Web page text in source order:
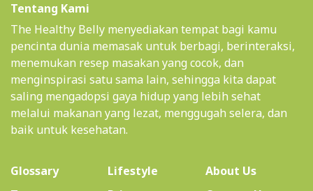
Tentang Kami
The Healthy Belly menyediakan tempat bagi kamu
pencinta dunia memasak untuk berbagi, berinteraksi,
menemukan resep masakan yang cocok, dan
menginspirasi satu sama lain, sehingga kita dapat
saling mengadopsi gaya hidup yang lebih sehat
melalui makanan yang lezat, menggugah selera, dan
baik untuk kesehatan.
Glossary Lifestyle About Us(current)